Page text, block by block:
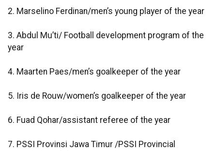
2. Marselino Ferdinan/men’s young player of the year
3. Abdul Mu’ti/ Football development program of the
year
4. Maarten Paes/men’s goalkeeper of the year
5. Iris de Rouw/women’s goalkeeper of the year
6. Fuad Qohar/assistant referee of the year
7. PSSI Provinsi Jawa Timur /PSSI Provincial